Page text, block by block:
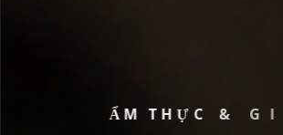
ẨM THỰC & G ẢI T